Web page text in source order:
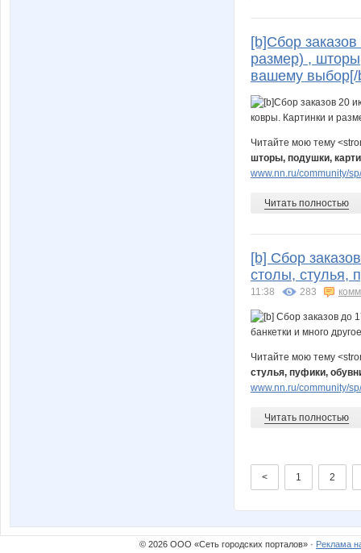
[b]Сбор
размер) ,
вашему выбор[/
Читайте мою тему
шторы, подушки,
www.nn.ru/community/
Читать полностью
[b] Сбор
столы, стулья,
11:38 283
Читайте мою тему
стулья, пуфики,
www.nn.ru/community/
Читать полностью
< 1 2
© 2026 ООО «Сеть городских порталов» · Реклама